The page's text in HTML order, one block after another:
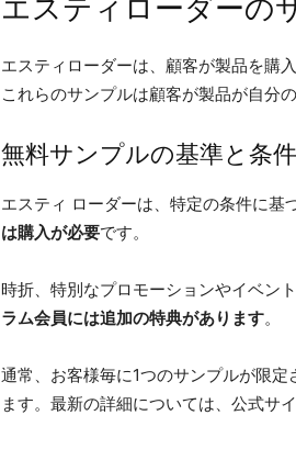
エスティローダーの
エスティローダーは、顧客が製品を購
これらのサンプルは顧客が製品が自分
無料サンプルの基準と条件
エスティ ローダーは、特定の条件に基
は購入が必要です。
時折、特別なプロモーションやイベン
ラム会員には追加の特典があります。
通常、お客様毎に1つのサンプルが限
ます。最新の詳細については、公式サ